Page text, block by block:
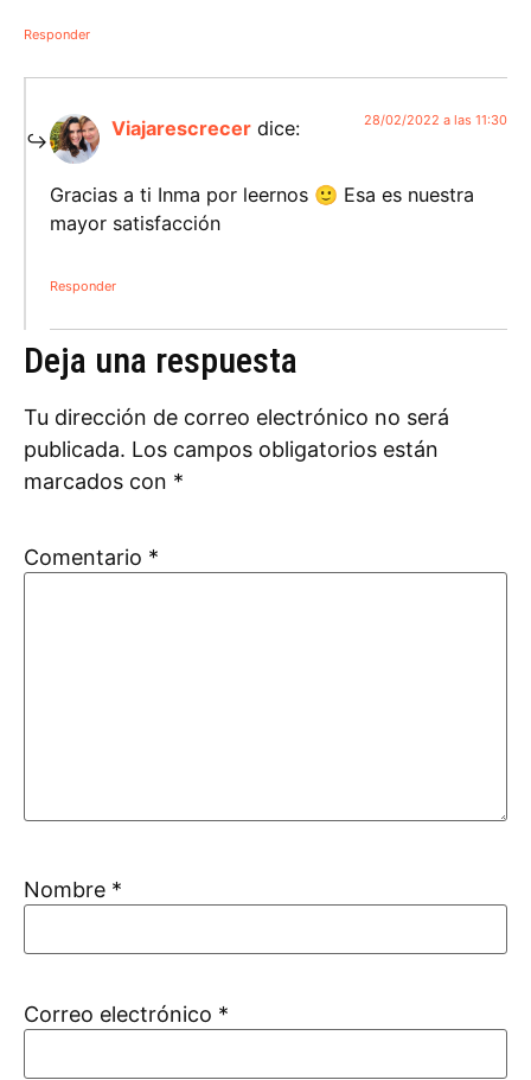
Responder
Viajarescrecer dice: 28/02/2022 a las 11:30
Gracias a ti Inma por leernos 🙂 Esa es nuestra
mayor satisfacción
Responder
Deja una respuesta
Tu dirección de correo electrónico no será
publicada. Los campos obligatorios están
marcados con *
Comentario *
Nombre *
Correo electrónico *